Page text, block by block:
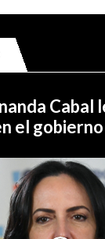
Cabal
el